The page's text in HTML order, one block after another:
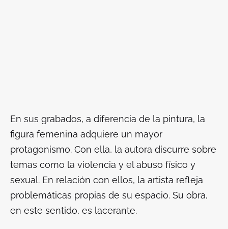
En sus grabados, a diferencia de la pintura, la
figura femenina adquiere un mayor
protagonismo. Con ella, la autora discurre sobre
temas como la violencia y el abuso físico y
sexual. En relación con ellos, la artista refleja
problemáticas propias de su espacio. Su obra,
en este sentido, es lacerante.